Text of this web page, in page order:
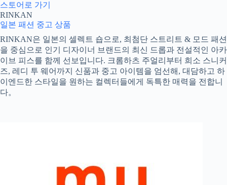
스토어로 가기
RINKAN
일본 패션 중고 상품
RINKAN은 일본의 셀렉트 숍으로, 최첨단 스트리트 & 모드 패션
을 중심으로 인기 디자이너 브랜드의 최신 드롭과 전설적인 아카
이브 피스를 함께 선보입니다. 크롬하츠 주얼리부터 희소 스니커
즈, 레디 투 웨어까지 신품과 중고 아이템을 엄선해, 대담하고 하
이엔드한 스타일을 원하는 컬렉터들에게 독특한 매력을 전합니
다。